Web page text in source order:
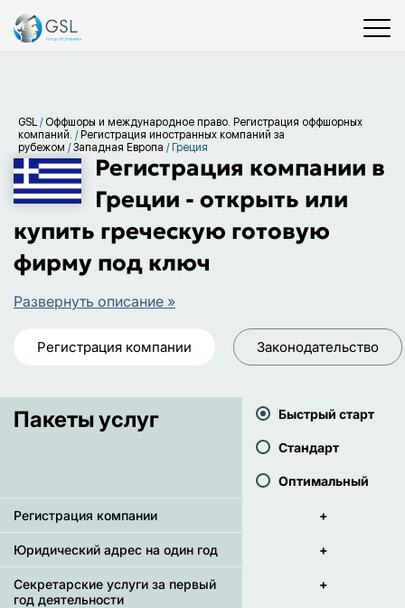
GSL / Оффшоры и международное право. Регистрация оффшорных
компаний. / Регистрация иностранных компаний за
рубежом /Западная Европа / Греция
Регистрация компании в
Греции - открыть или
купить греческую готовую
фирму под ключ
Развернуть описание »
Регистрация компании Законодательство
Пакеты услуг Быстрый старт
Стандарт
Оптимальный
Регистрация компании +
Юридический адрес на один год +
Секретарские услуги за первый
год деятельности
+